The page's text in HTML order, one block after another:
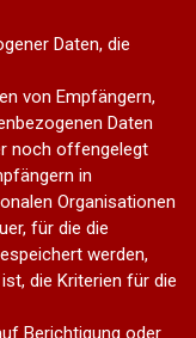
Daten, die
von Empfängern,
Daten
noch offengelegt
in
Organisationen
für die die
werden,
die Kriterien für die
Berichtigung oder